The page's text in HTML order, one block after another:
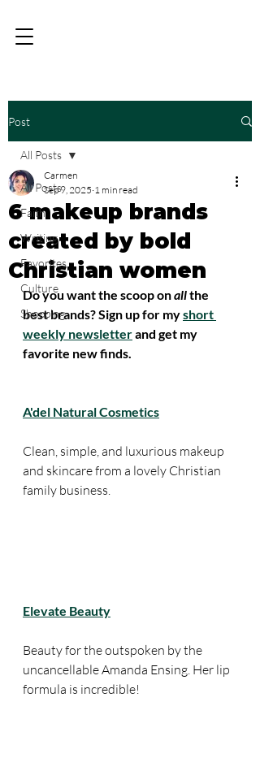
Post
All Posts
Faith
Writing
Favorites
Culture
Shopping
All Posts
6 makeup brands
created by bold
Christian women
Carmen
Sep 9, 2025 1 min read
Do you want the scoop on all the
best brands? Sign up for my short
weekly newsletter and get my
favorite new finds.
A'del Natural Cosmetics
Clean, simple, and luxurious makeup
and skincare from a lovely Christian
family business.
Elevate Beauty
Beauty for the outspoken by the
uncancellable Amanda Ensing. Her lip
formula is incredible!